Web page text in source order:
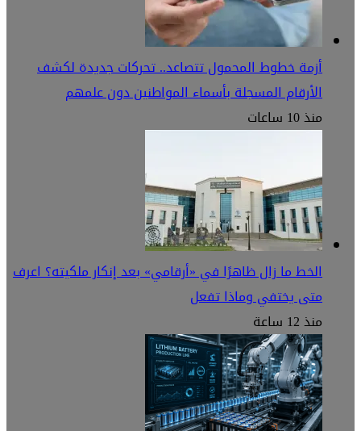
أزمة خطوط المحمول تتصاعد.. تحركات جديدة لكشف
الأرقام المسجلة بأسماء المواطنين دون علمهم
منذ 10 ساعات
الخط ما زال ظاهرًا في «أرقامي» بعد إنكار ملكيته؟ اعرف
متى يختفي وماذا تفعل
منذ 12 ساعة